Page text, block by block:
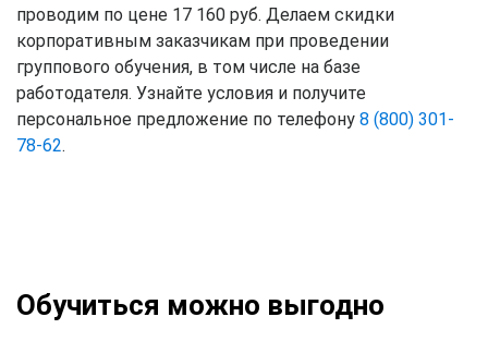
проводим по цене 17 160 руб. Делаем скидки
корпоративным заказчикам при проведении
группового обучения, в том числе на базе
работодателя. Узнайте условия и получите
персональное предложение по телефону 8 (800) 301-
78-62.
Обучиться можно выгодно